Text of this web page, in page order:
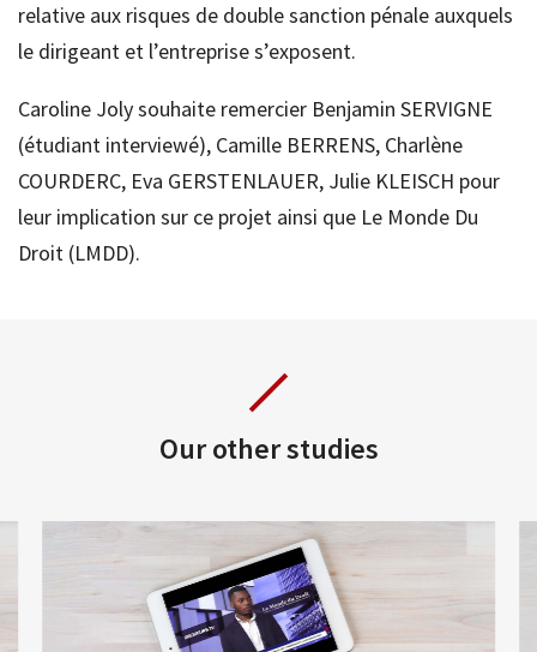
relative aux risques de double sanction pénale auxquels
le dirigeant et l’entreprise s’exposent.
Caroline Joly souhaite remercier Benjamin SERVIGNE
(étudiant interviewé), Camille BERRENS, Charlène
COURDERC, Eva GERSTENLAUER, Julie KLEISCH pour
leur implication sur ce projet ainsi que Le Monde Du
Droit (LMDD).
Our other studies
Qui sommes-nous ?
Expertises
Réseaux
Distinctions